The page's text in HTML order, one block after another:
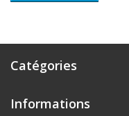
Catégories
Informations